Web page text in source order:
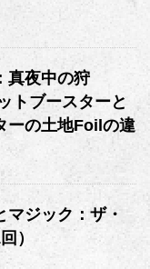
真夜中の狩
トブースターと
ーの土地Foilの違
マジック：ザ・
）